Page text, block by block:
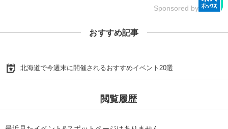
Sponsored by
おすすめ記事
北海道で今週末に開催されるおすすめイベント20選
閲覧履歴